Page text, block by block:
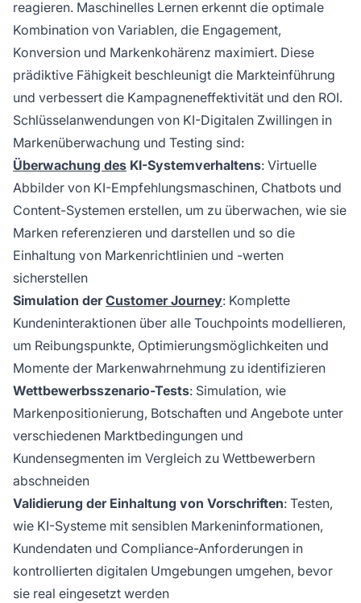
reagieren. Maschinelles Lernen erkennt die optimale
Kombination von Variablen, die Engagement,
Konversion und Markenkohärenz maximiert. Diese
prädiktive Fähigkeit beschleunigt die Markteinführung
und verbessert die Kampagneneffektivität und den ROI.
Schlüsselanwendungen von KI-Digitalen Zwillingen in
Markenüberwachung und Testing sind:
Überwachung des KI-Systemverhaltens: Virtuelle
Abbilder von KI-Empfehlungsmaschinen, Chatbots und
Content-Systemen erstellen, um zu überwachen, wie sie
Marken referenzieren und darstellen und so die
Einhaltung von Markenrichtlinien und -werten
sicherstellen
Simulation derCustomer Journey: Komplette
Kundeninteraktionen über alle Touchpoints modellieren,
um Reibungspunkte, Optimierungsmöglichkeiten und
Momente der Markenwahrnehmung zu identifizieren
Wettbewerbsszenario-Tests: Simulation, wie
Markenpositionierung, Botschaften und Angebote unter
verschiedenen Marktbedingungen und
Kundensegmenten im Vergleich zu Wettbewerbern
abschneiden
Validierung der Einhaltung von Vorschriften: Testen,
wie KI-Systeme mit sensiblen Markeninformationen,
Kundendaten und Compliance-Anforderungen in
kontrollierten digitalen Umgebungen umgehen, bevor
sie real eingesetzt werden